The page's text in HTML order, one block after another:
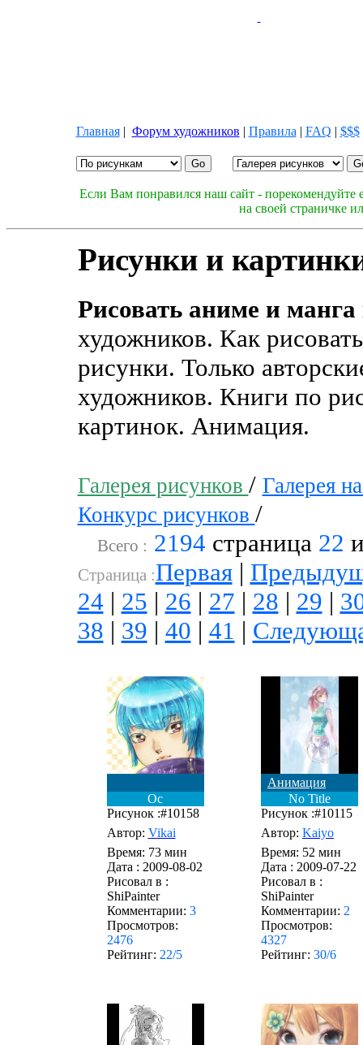
Главная| Форум художников | Правила | FAQ | $$$
Если Вам понравился наш сайт - порекомендуйте
на своей страничке
Рисунки и
Рисовать аниме и
художников. Как
рисунки. Только
художников. Книги по
картинок. Анимация.
Галерея рисунков / Галерея
Конкурс рисунков /
Всего : 2194 страница 22
Cтраница :Первая|
24 | 25 | 26 | 27 | 28 | 29 |
38 | 39 | 40 | 41 |
Ос
Рисунок :#10158
Автор: Vikai
Время: 73 мин
Дата : 2009-08-02
Рисовал в :
ShiPainter
Комментарии: 3
Просмотров:
2476
Рейтинг: 22/5
Анимация
No Title
Рисунок :#10115
Автор: Kaiyo
Время: 52 мин
Дата : 2009-07-22
Рисовал в :
ShiPainter
Комментарии: 2
Просмотров:
4327
Рейтинг: 30/6